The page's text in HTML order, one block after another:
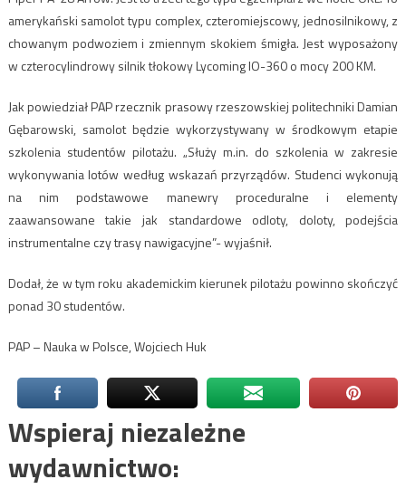
amerykański samolot typu complex, czteromiejscowy, jednosilnikowy, z
chowanym podwoziem i zmiennym skokiem śmigła. Jest wyposażony
w czterocylindrowy silnik tłokowy Lycoming IO-360 o mocy 200 KM.
Jak powiedział PAP rzecznik prasowy rzeszowskiej politechniki Damian
Gębarowski, samolot będzie wykorzystywany w środkowym etapie
szkolenia studentów pilotażu. „Służy m.in. do szkolenia w zakresie
wykonywania lotów według wskazań przyrządów. Studenci wykonują
na nim podstawowe manewry proceduralne i elementy
zaawansowane takie jak standardowe odloty, doloty, podejścia
instrumentalne czy trasy nawigacyjne”- wyjaśnił.
Dodał, że w tym roku akademickim kierunek pilotażu powinno skończyć
ponad 30 studentów.
PAP – Nauka w Polsce, Wojciech Huk
Wspieraj niezależne
wydawnictwo: